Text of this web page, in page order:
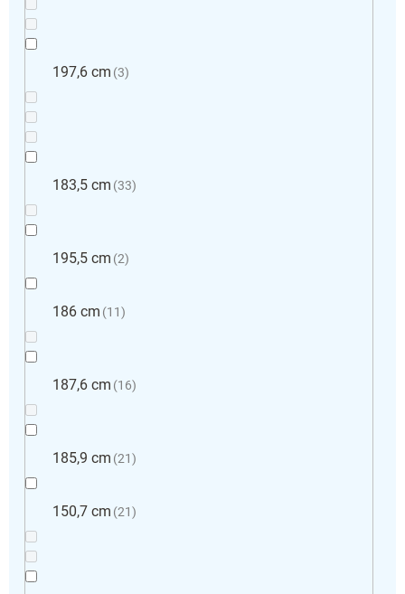
197,6 cm 3
183,5 cm 33
195,5 cm 2
186 cm 11
187,6 cm 16
185,9 cm 21
150,7 cm 21